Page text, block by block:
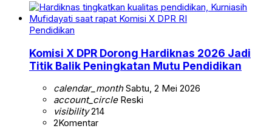
Pendidikan
Komisi X DPR Dorong Hardiknas 2026 Jadi
Titik Balik Peningkatan Mutu Pendidikan
calendar_monthSabtu, 2 Mei 2026
account_circleReski
visibility214
2Komentar